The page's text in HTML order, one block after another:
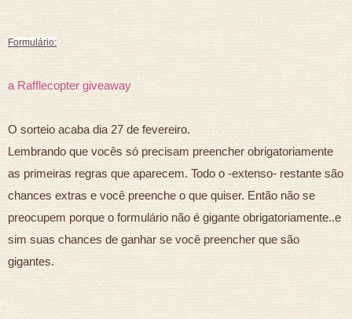
Formulário:
a Rafflecopter giveaway
O sorteio acaba dia 27 de fevereiro.
Lembrando que vocês só precisam preencher obrigatoriamente
as primeiras regras que aparecem. Todo o -extenso- restante são
chances extras e você preenche o que quiser. Então não se
preocupem porque o formulário não é gigante obrigatoriamente..e
sim suas chances de ganhar se você preencher que são
gigantes.